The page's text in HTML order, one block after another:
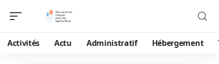
Activités Actu Administratif Hébergement